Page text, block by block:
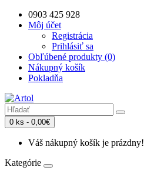
0903 425 928
Môj účet
Registrácia
Prihlásiť sa
Obľúbené produkty (0)
Nákupný košík
Pokladňa
0 ks - 0,00€
Váš nákupný košík je prázdny!
Kategórie